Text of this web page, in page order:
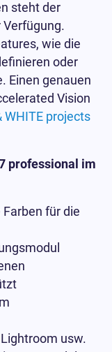
steht der
wie die
oder
Einen genauen
Vision
WHITE projects
professional im
für die
usw.